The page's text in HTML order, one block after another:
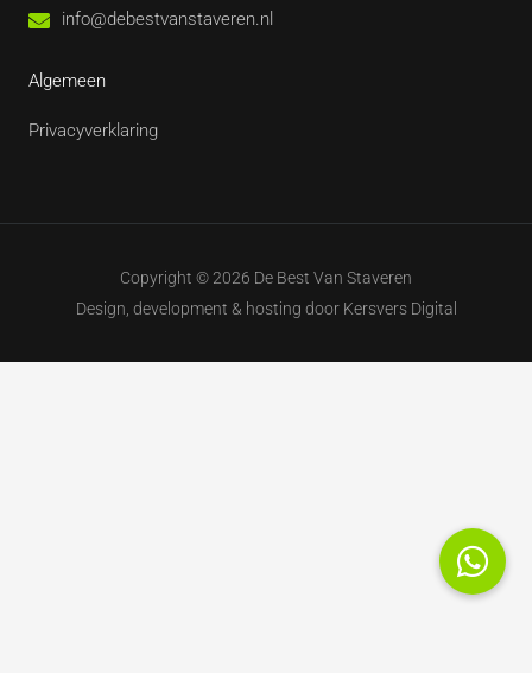
info@debestvanstaveren.nl
Algemeen
Privacyverklaring
Copyright © 2026 De Best Van Staveren
Design, development & hosting door Kersvers Digital